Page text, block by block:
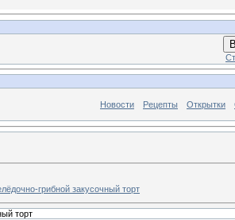
Новости Рецепты Открытки
грибной закусочный торт
торт